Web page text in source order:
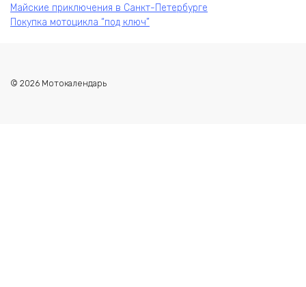
Майские приключения в Санкт-Петербурге
Покупка мотоцикла “под ключ”
© 2026 Мотокалендарь